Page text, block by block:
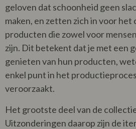
geloven dat schoonheid geen
maken, en zetten zich in voor het
producten die zowel voor
zijn. Dit betekent dat je met een
genieten van hun producten,
enkel punt in het
veroorzaakt.
Het grootste deel van de
Uitzonderingen daarop zijn de